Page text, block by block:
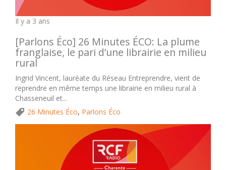
Il y a 3 ans
[Parlons Éco] 26 Minutes ÉCO: La plume
franglaise, le pari d’une librairie en milieu
rural
Ingrid Vincent, lauréate du Réseau Entreprendre, vient de
reprendre en même temps une librairie en milieu rural à
Chasseneuil et...
26 Minutes Éco, Parlons Éco